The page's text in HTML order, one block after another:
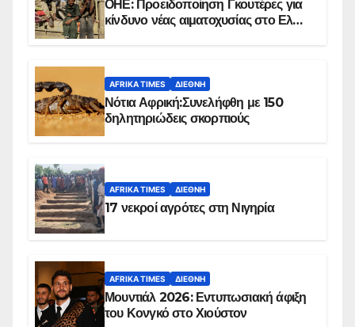
ΟΗΕ: Προειδοποίηση Γκουτέρες για
κίνδυνο νέας αιματοχυσίας στο Ελ
AFRIKA TIMES ΔΙΕΘΝΉ
Νότια Αφρική:Συνελήφθη με 150
δηλητηριώδεις σκορπιούς
AFRIKA TIMES ΔΙΕΘΝΉ
17 νεκροί αγρότες στη Νιγηρία
AFRIKA TIMES ΔΙΕΘΝΉ
Μουντιάλ 2026: Εντυπωσιακή άφιξη
του Κονγκό στο Χιούστον